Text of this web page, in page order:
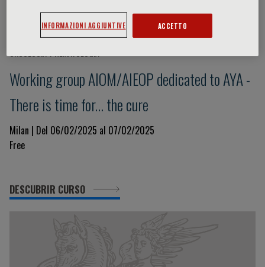
Working group AIOM/AIEOP dedicated to AYA -
There is time for... the cure
Milan | Del 06/02/2025 al 07/02/2025
Free
DESCUBRIR CURSO
INFORMAZIONI AGGIUNTIVE ACCETTO